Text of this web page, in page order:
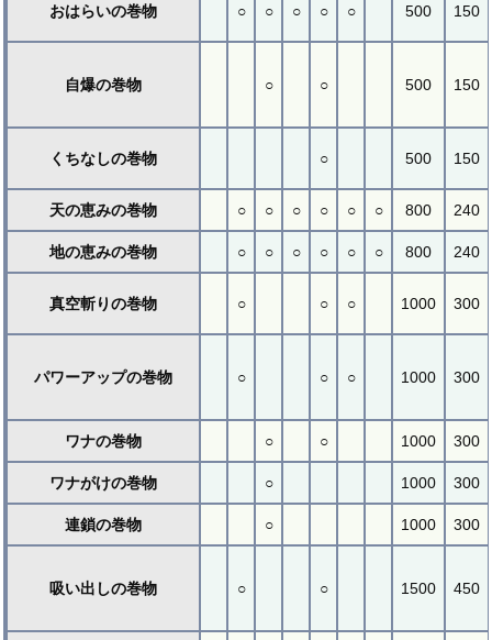
おはらいの巻物 ○ ○ ○ ○ ○ 500 150
自爆の巻物 ○ ○ 500 150
くちなしの巻物 ○ 500 150
天の恵みの巻物 ○ ○ ○ ○ ○ ○ 800 240
地の恵みの巻物 ○ ○ ○ ○ ○ ○ 800 240
真空斬りの巻物 ○ ○ ○ 1000 300
パワーアップの巻物 ○ ○ ○ 1000 300
ワナの巻物 ○ ○ 1000 300
ワナがけの巻物 ○ 1000 300
連鎖の巻物 ○ 1000 300
吸い出しの巻物 ○ ○ 1500 450